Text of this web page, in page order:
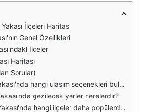
İlçeleri Haritası
Genel Özellikleri
İlçeler
Haritası
Sorular)
hangi ulaşım seçenekleri bulunmaktadır?
gezilecek yerler nerelerdir?
hangi ilçeler daha popülerdir?